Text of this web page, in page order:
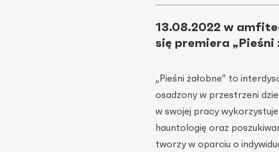
13.08.2022 w
się premiera
„Pieśni żałobne” to
osadzony w przestrzeni
w swojej pracy
hauntologię oraz
tworzy w oparciu o